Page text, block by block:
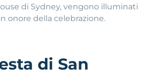
di Sydney, vengono illuminati
onore della celebrazione.
di San